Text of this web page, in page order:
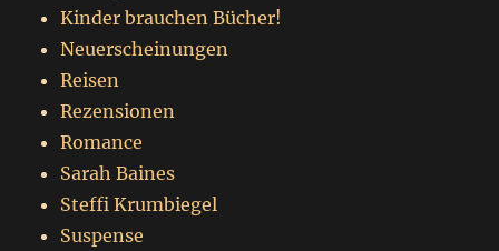
Kinder brauchen Bücher!
Neuerscheinungen
Reisen
Rezensionen
Romance
Sarah Baines
Steffi Krumbiegel
Suspense